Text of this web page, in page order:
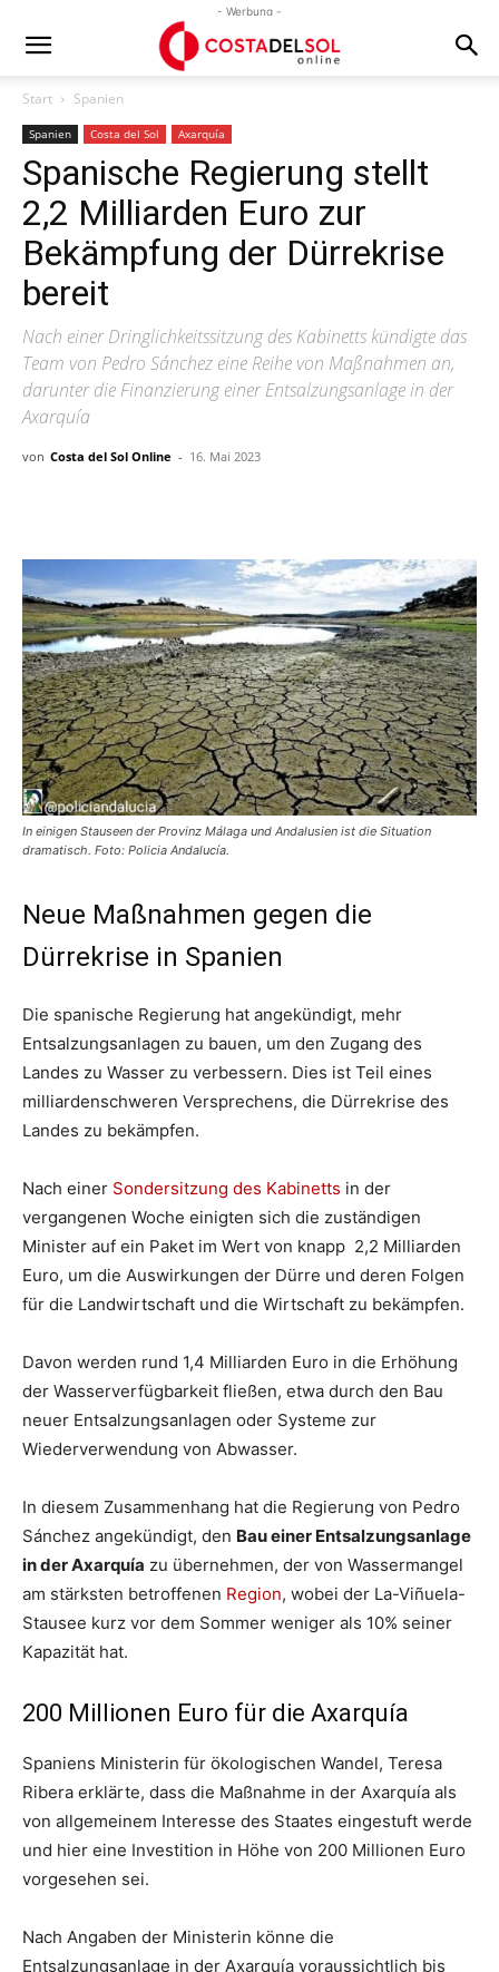
- Werbung -
Start Spanien
Spanien Costa del Sol Axarquía
Spanische Regierung stellt
2,2 Milliarden Euro zur
Bekämpfung der Dürrekrise
bereit
Nach einer Dringlichkeitssitzung des Kabinetts kündigte das
Team von Pedro Sánchez eine Reihe von Maßnahmen an,
darunter die Finanzierung einer Entsalzungsanlage in der
Axarquía
von Costa del Sol Online - 16. Mai 2023
In einigen Stauseen der Provinz Málaga und Andalusien ist die Situation
dramatisch. Foto: Policia Andalucía.
Neue Maßnahmen gegen die
Dürrekrise in Spanien
Die spanische Regierung hat angekündigt, mehr
Entsalzungsanlagen zu bauen, um den Zugang des
Landes zu Wasser zu verbessern. Dies ist Teil eines
milliardenschweren Versprechens, die Dürrekrise des
Landes zu bekämpfen.
Nach einer Sondersitzung des Kabinetts in der
vergangenen Woche einigten sich die zuständigen
Minister auf ein Paket im Wert von knapp 2,2 Milliarden
Euro, um die Auswirkungen der Dürre und deren Folgen
für die Landwirtschaft und die Wirtschaft zu bekämpfen.
Davon werden rund 1,4 Milliarden Euro in die Erhöhung
der Wasserverfügbarkeit fließen, etwa durch den Bau
neuer Entsalzungsanlagen oder Systeme zur
Wiederverwendung von Abwasser.
In diesem Zusammenhang hat die Regierung von Pedro
Sánchez angekündigt, den Bau einer Entsalzungsanlage
in der Axarquía zu übernehmen, der von Wassermangel
am stärksten betroffenen Region, wobei der La-Viñuela-
Stausee kurz vor dem Sommer weniger als 10% seiner
Kapazität hat.
200 Millionen Euro für die Axarquía
Spaniens Ministerin für ökologischen Wandel, Teresa
Ribera erklärte, dass die Maßnahme in der Axarquía als
von allgemeinem Interesse des Staates eingestuft werde
und hier eine Investition in Höhe von 200 Millionen Euro
vorgesehen sei.
Nach Angaben der Ministerin könne die
Entsalzungsanlage in der Axarquía voraussichtlich bis